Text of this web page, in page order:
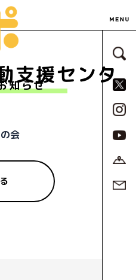
支援センタ
サ
知らせ
会